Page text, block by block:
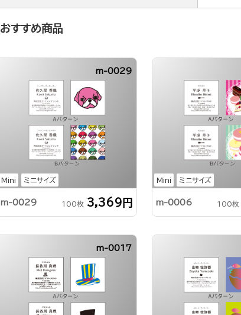
おすすめ商品
Mini ミニサイズ
m-0029
m-0029 100枚 3,369円
Mini ミニサイズ
m-0006 100枚
m-0017